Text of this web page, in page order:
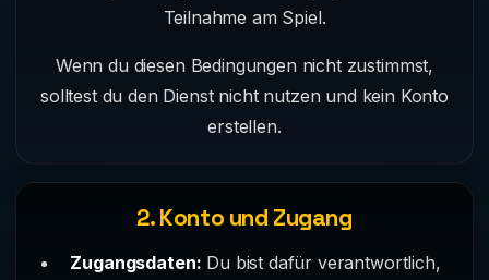
Teilnahme am Spiel.
Wenn du diesen Bedingungen nicht zustimmst,
solltest du den Dienst nicht nutzen und kein Konto
erstellen.
2. Konto und Zugang
Zugangsdaten: Du bist dafür verantwortlich,